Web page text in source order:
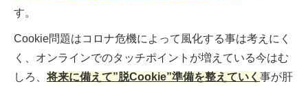
す。
Cookie問題はコロナ危機によって風化する事は考えにく
く、オンラインでのタッチポイントが増えている今はむ
しろ、将来に備えて”脱Cookie”準備を整えていく 事が肝